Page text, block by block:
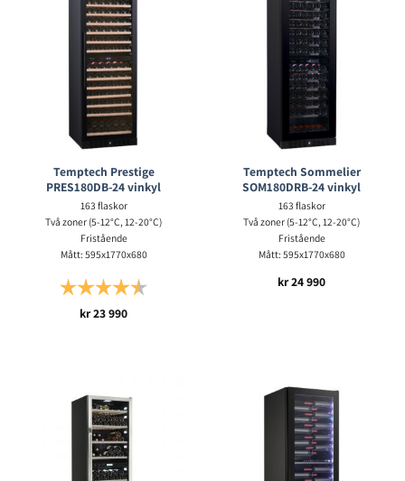
Temptech Prestige
PRES180DB-24 vinkyl
163 flaskor
Två zoner (5-12°C, 12-20°C)
Fristående
Mått: 595x1770x680
Betyg:
kr23 990
Temptech Sommelier
SOM180DRB-24 vinkyl
163 flaskor
Två zoner (5-12°C, 12-20°C)
Fristående
Mått: 595x1770x680
kr24 990